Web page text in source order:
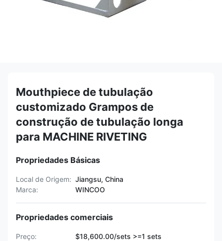
Mouthpiece de tubulação
customizado Grampos de
construção de tubulação longa
para MACHINE RIVETING
Propriedades Básicas
Local de Origem: Jiangsu, China
Marca:
WINCOO
Propriedades comerciais
Preço:
$18,600.00/sets >=1 sets